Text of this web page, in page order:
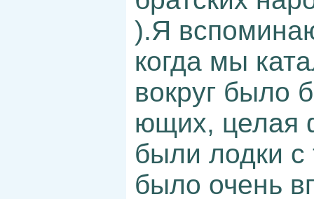
).Я
когда мы
вокруг было
ющих, целая
были лодки с
было очень